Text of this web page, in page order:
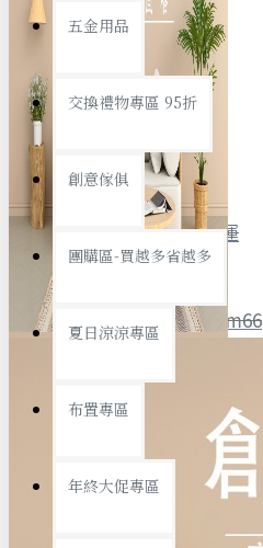
全館限時滿799免運
聯絡我們 ID : @ym66
優惠活動 最新活動
個人衛浴用品
浴室置物/收納
旅行收納
汽機車用品
查看更多
五金用品
交換禮物專區 95折
創意傢俱
團購區-買越多省越多
夏日涼涼專區
布置專區
年終大促專區